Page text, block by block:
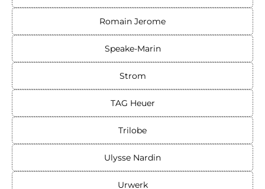
Romain Jerome
Speake-Marin
Strom
TAG Heuer
Trilobe
Ulysse Nardin
Urwerk